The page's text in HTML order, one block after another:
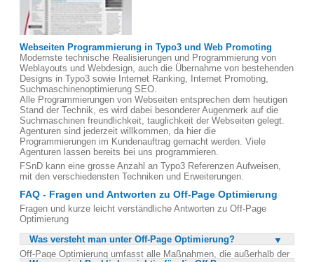
Webseiten Programmierung in Typo3 und Web Promoting
Modernste technische Realisierungen und Programmierung von
Weblayouts und Webdesign, auch die Übernahme von bestehenden
Designs in Typo3 sowie Internet Ranking, Internet Promoting,
Suchmaschinenoptimierung SEO.
Alle Programmierungen von Webseiten entsprechen dem heutigen
Stand der Technik, es wird dabei besonderer Augenmerk auf die
Suchmaschinen freundlichkeit, tauglichkeit der Webseiten gelegt.
Agenturen sind jederzeit willkommen, da hier die
Programmierungen im Kundenauftrag gemacht werden. Viele
Agenturen lassen bereits bei uns programmieren.
FSnD kann eine grosse Anzahl an Typo3 Referenzen Aufweisen,
mit den verschiedensten Techniken und Erweiterungen.
FAQ - Fragen und Antworten zu Off-Page Optimierung
Fragen und kurze leicht verständliche Antworten zu Off-Page
Optimierung
Was versteht man unter Off-Page Optimierung?
Off-Page Optimierung umfasst alle Maßnahmen, die außerhalb der